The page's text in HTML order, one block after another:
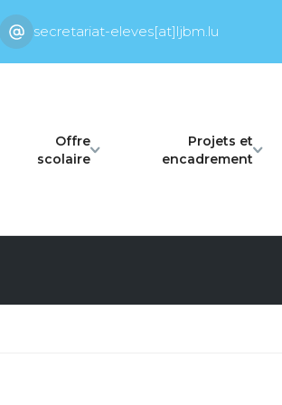
secretariat-eleves[at]ljbm.lu
Offre
scolaire
Projets et
encadrement